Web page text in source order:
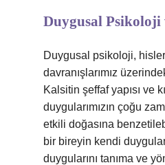
Duygusal Psikoloji
Duygusal psikoloji,
davranışlarımız
Kalsitin şeffaf yapısı ve
duygularımızın çoğu
etkili doğasına
bir bireyin kendi
duygularını tanıma ve